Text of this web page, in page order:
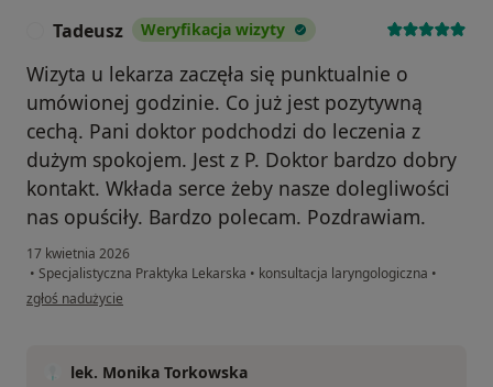
Tadeusz Weryfikacja wizyty
Wizyta u lekarza zaczęła się punktualnie o
umówionej godzinie. Co już jest pozytywną
cechą. Pani doktor podchodzi do leczenia z
dużym spokojem. Jest z P. Doktor bardzo dobry
kontakt. Wkłada serce żeby nasze dolegliwości
nas opuściły. Bardzo polecam. Pozdrawiam.
17 kwietnia 2026
• Specjalistyczna Praktyka Lekarska • konsultacja laryngologiczna •
w opinii użytkownika Tadeusz
zgłoś nadużycie
lek. Monika Torkowska